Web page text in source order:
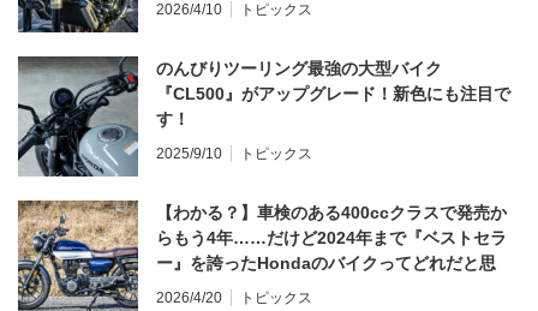
2026/4/10 トピックス
のんびりツーリング最強の大型バイク
『CL500』がアップグレード！新色にも注目で
す！
2025/9/10 トピックス
【わかる？】車検のある400ccクラスで発売か
らもう4年……だけど2024年まで『ベストセラ
ー』を誇ったHondaのバイクってどれだと思
う？
2026/4/20 トピックス